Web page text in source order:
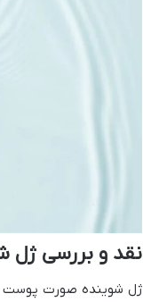
نقد و بررسی ژل
ژل شوینده صورت پوست